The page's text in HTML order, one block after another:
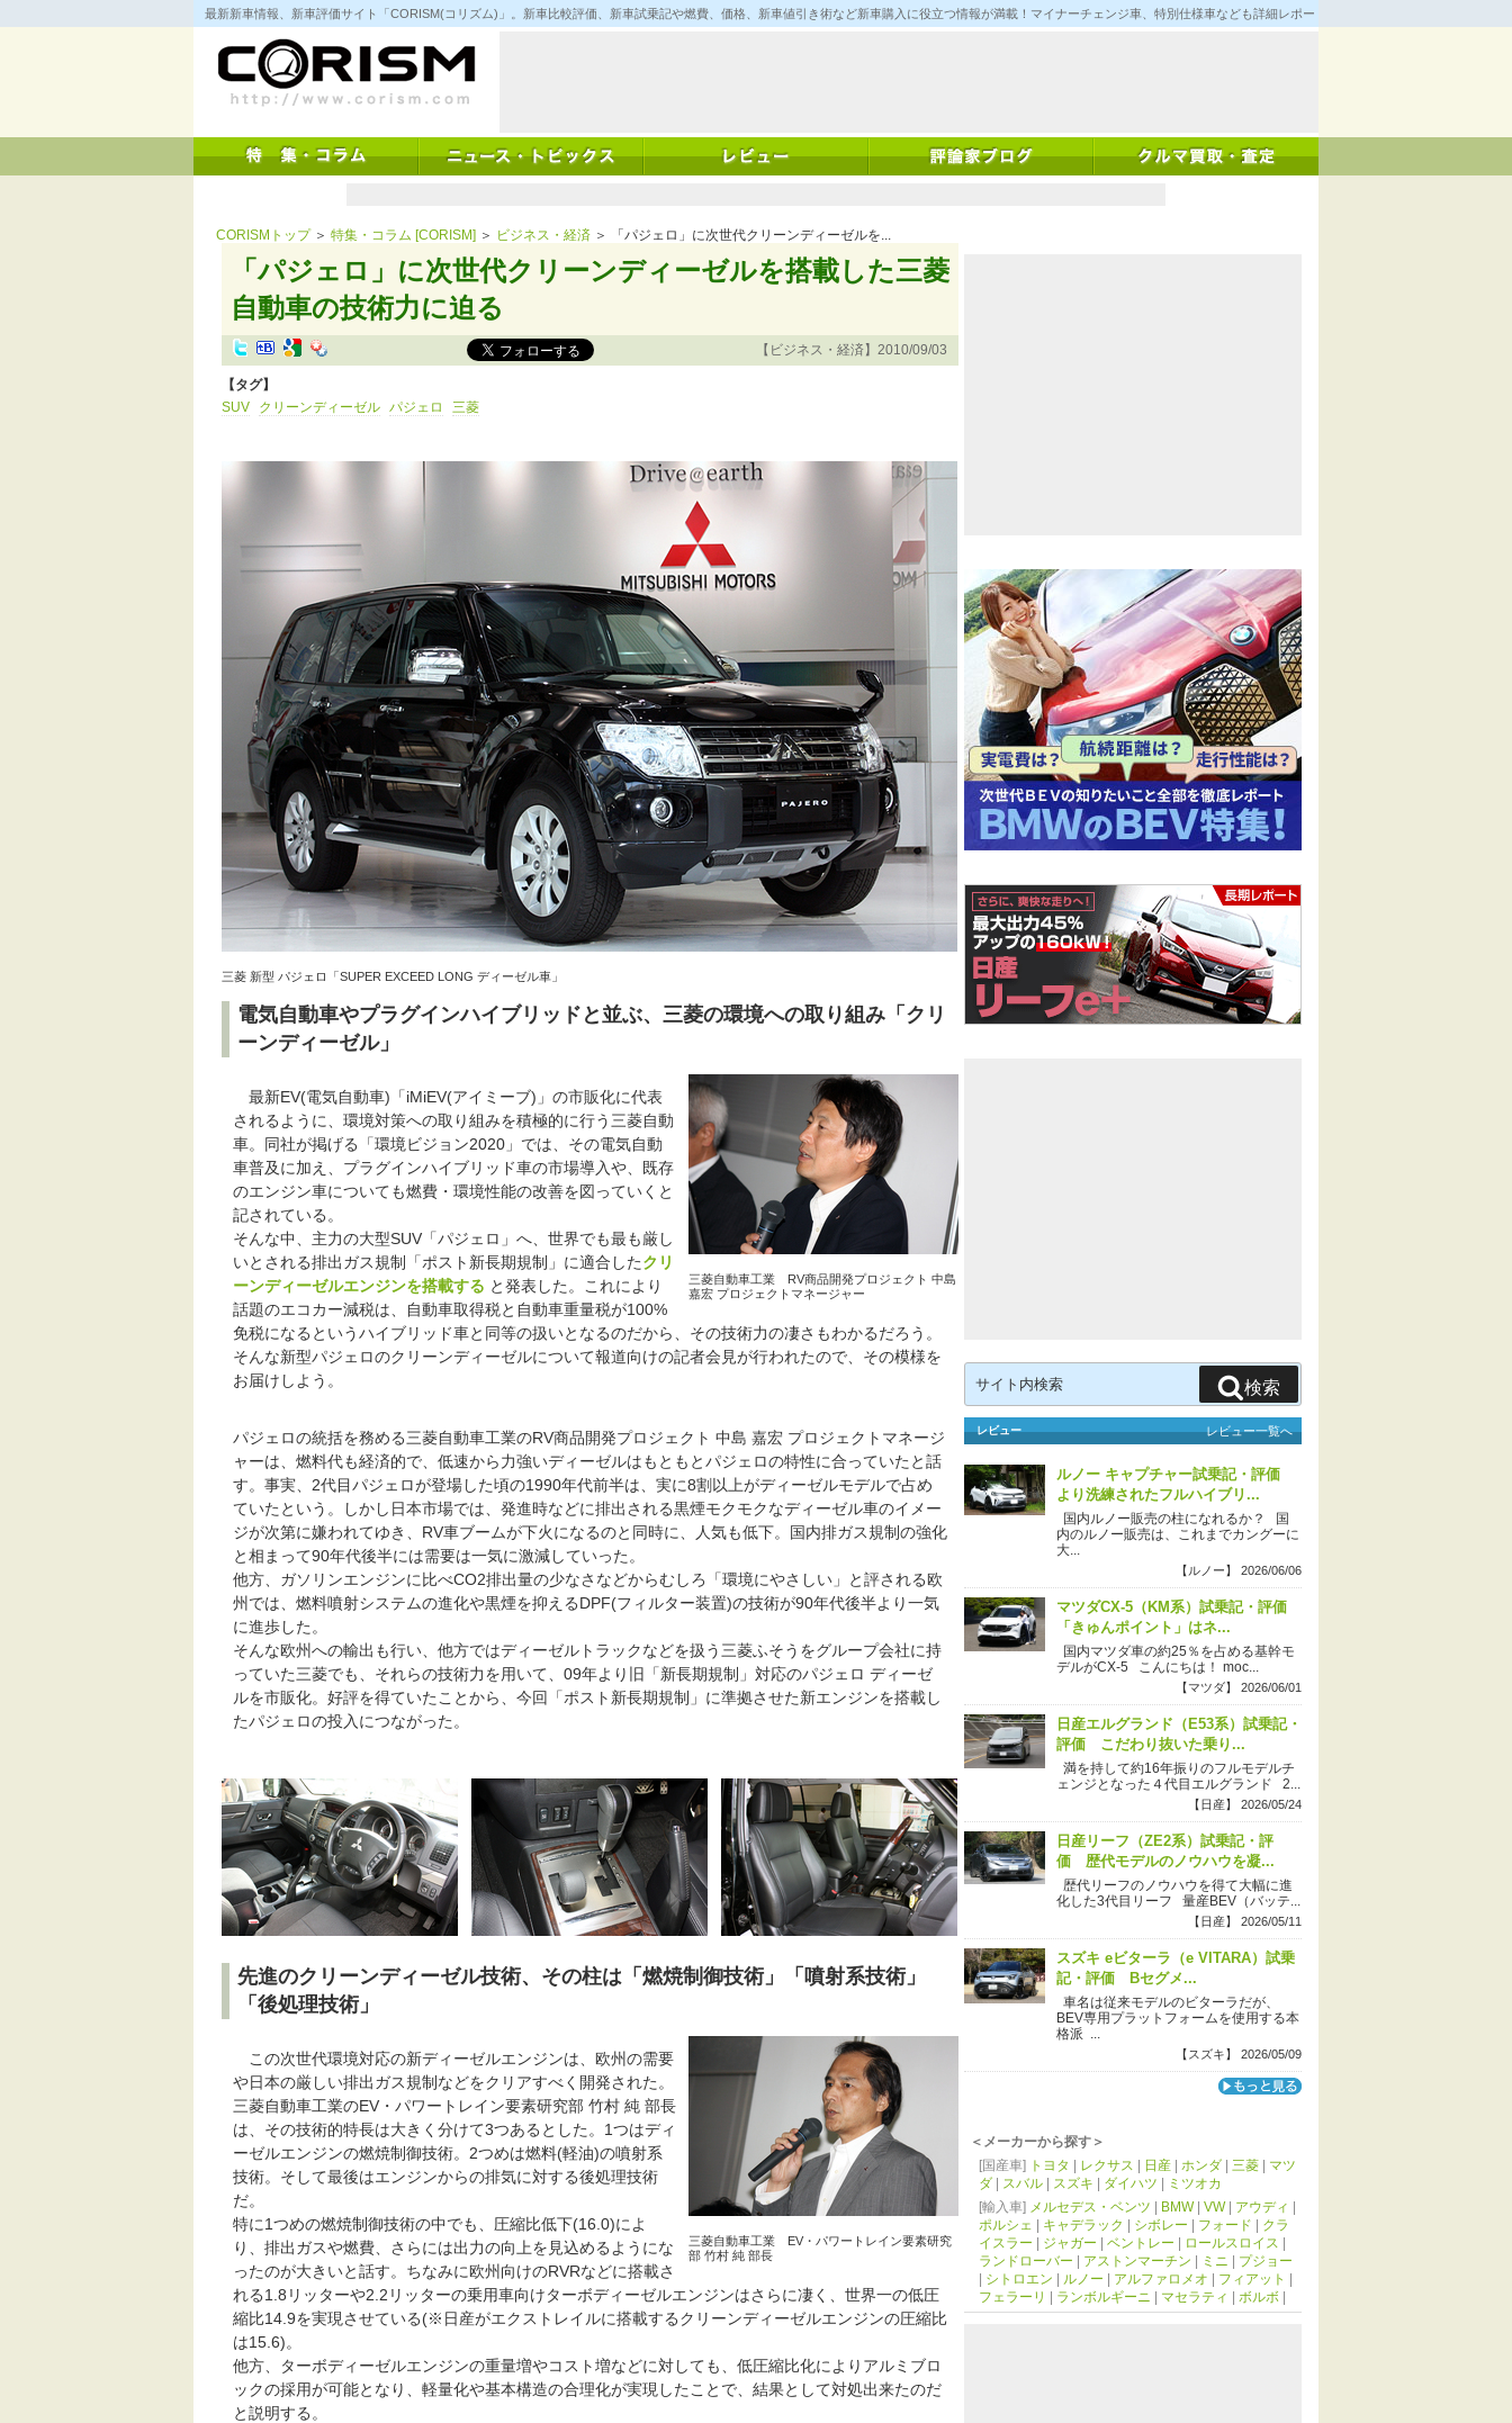
コ
ン
キ
ッ
最新新車情報、新車評価サイト「CORISM(コリズム)」。新車比較評価、新車試乗記や燃費、価格、新車値引き術など新車購入に役立つ情報が満載！マイナーチェンジ車、特別仕様車なども詳細レポート！
CORISMトップ＞ 特集・コラム [CORISM] ＞ ビジネス・経済 ＞ 「パジェロ」に次世代クリーンディーゼルを...
「パジェロ」に次世代クリーンディーゼルを搭載した三菱
自動車の技術力に迫る
【ビジネス・経済】2010/09/03
【タグ】
SUV
クリーンディーゼル パジェロ 三菱
三菱 新型 パジェロ「SUPER EXCEED LONG ディーゼル車」
電気自動車やプラグインハイブリッドと並ぶ、三菱の環境への取り組み「クリ
ーンディーゼル」
三菱自動車工業 RV商品開発プロジェクト 中島
嘉宏 プロジェクトマネージャー
最新EV(電気自動車)「iMiEV(アイミーブ)」の市販化に代表
されるように、環境対策への取り組みを積極的に行う三菱自動
車。同社が掲げる「環境ビジョン2020」では、その電気自動
車普及に加え、プラグインハイブリッド車の市場導入や、既存
のエンジン車についても燃費・環境性能の改善を図っていくと
記されている。
そんな中、主力の大型SUV「パジェロ」へ、世界でも最も厳し
いとされる排出ガス規制「ポスト新長期規制」に適合したクリ
ーンディーゼルエンジンを搭載する と発表した。これにより
話題のエコカー減税は、自動車取得税と自動車重量税が100%
免税になるというハイブリッド車と同等の扱いとなるのだから、その技術力の凄さもわかるだろう。
そんな新型パジェロのクリーンディーゼルについて報道向けの記者会見が行われたので、その模様を
お届けしよう。
パジェロの統括を務める三菱自動車工業のRV商品開発プロジェクト 中島 嘉宏 プロジェクトマネージ
ャーは、燃料代も経済的で、低速から力強いディーゼルはもともとパジェロの特性に合っていたと話
す。事実、2代目パジェロが登場した頃の1990年代前半は、実に8割以上がディーゼルモデルで占め
ていたという。しかし日本市場では、発進時などに排出される黒煙モクモクなディーゼル車のイメー
ジが次第に嫌われてゆき、RV車ブームが下火になるのと同時に、人気も低下。国内排ガス規制の強化
と相まって90年代後半には需要は一気に激減していった。
他方、ガソリンエンジンに比べCO2排出量の少なさなどからむしろ「環境にやさしい」と評される欧
州では、燃料噴射システムの進化や黒煙を抑えるDPF(フィルター装置)の技術が90年代後半より一気
に進歩した。
そんな欧州への輸出も行い、他方ではディーゼルトラックなどを扱う三菱ふそうをグループ会社に持
っていた三菱でも、それらの技術力を用いて、09年より旧「新長期規制」対応のパジェロ ディーゼ
ルを市販化。好評を得ていたことから、今回「ポスト新長期規制」に準拠させた新エンジンを搭載し
たパジェロの投入につながった。
先進のクリーンディーゼル技術、その柱は「燃焼制御技術」「噴射系技術」
「後処理技術」
三菱自動車工業 EV・パワートレイン要素研究
部 竹村 純 部長
この次世代環境対応の新ディーゼルエンジンは、欧州の需要
や日本の厳しい排出ガス規制などをクリアすべく開発された。
三菱自動車工業のEV・パワートレイン要素研究部 竹村 純 部長
は、その技術的特長は大きく分けて3つあるとした。1つはディ
ーゼルエンジンの燃焼制御技術。2つめは燃料(軽油)の噴射系
技術。そして最後はエンジンからの排気に対する後処理技術
だ。
特に1つめの燃焼制御技術の中でも、圧縮比低下(16.0)によ
り、排出ガスや燃費、さらには出力の向上を見込めるようにな
ったのが大きいと話す。ちなみに欧州向けのRVRなどに搭載さ
れる1.8リッターや2.2リッターの乗用車向けターボディーゼルエンジンはさらに凄く、世界一の低圧
縮比14.9を実現させている(※日産がエクストレイルに搭載するクリーンディーゼルエンジンの圧縮比
は15.6)。
他方、ターボディーゼルエンジンの重量増やコスト増などに対しても、低圧縮比化によりアルミブロ
ックの採用が可能となり、軽量化や基本構造の合理化が実現したことで、結果として対処出来たのだ
と説明する。
索:
検索
レビュー レビュー一覧へ
ルノー キャプチャー試乗記・評価
より洗練されたフルハイブリ...
国内ルノー販売の柱になれるか？ 国
内のルノー販売は、これまでカングーに
大...
【ルノー】 2026/06/06
マツダCX-5（KM系）試乗記・評価
「きゅんポイント」はネ...
国内マツダ車の約25％を占める基幹モ
デルがCX-5 こんにちは！ moc...
【マツダ】 2026/06/01
日産エルグランド（E53系）試乗記・
評価 こだわり抜いた乗り...
満を持して約16年振りのフルモデルチ
ェンジとなった４代目エルグランド 2...
【日産】 2026/05/24
日産リーフ（ZE2系）試乗記・評
価 歴代モデルのノウハウを凝...
歴代リーフのノウハウを得て大幅に進
化した3代目リーフ 量産BEV（バッテ...
【日産】 2026/05/11
スズキ eビターラ（e VITARA）試乗
記・評価 Bセグメ...
車名は従来モデルのビターラだが、
BEV専用プラットフォームを使用する本
格派 ...
【スズキ】 2026/05/09
＜メーカーから探す＞
[国産車] トヨタ レクサス 日産 ホンダ 三菱
マツ
ダ
スバル スズキ ダイハツ
ミツオカ
[輸入車] メルセデス・ベンツ BMW| VW| アウディ
ポルシェ
キャデラック シボレー フォード
クラ
イスラー
ジャガー ベントレー ロールスロイス
ランドローバー
アストンマーチン ミニ
プジョー
シトロエン ルノー アルファロメオ フィアット
フェラーリ
ランボルギーニ マセラティ ボルボ